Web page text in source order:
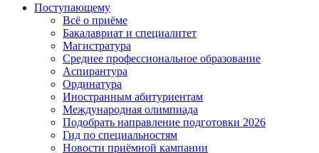
Поступающему
Всё о приёме
Бакалавриат и специалитет
Магистратура
Среднее профессиональное образование
Аспирантура
Ординатура
Иностранным абитуриентам
Международная олимпиада
Подобрать направление подготовки 2026
Гид по специальностям
Новости приёмной кампании